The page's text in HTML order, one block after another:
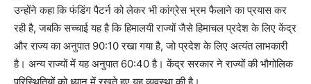
उन्होंने कहा कि फंडिंग पैटर्न को लेकर भी कांग्रेस भ्रम फैलाने का प्रयास कर
रही है, जबकि सच्चाई यह है कि हिमालयी राज्यों जैसे हिमाचल प्रदेश के लिए केंद्र
और राज्य का अनुपात 90:10 रखा गया है, जो प्रदेश के लिए अत्यंत लाभकारी
है। अन्य राज्यों में यह अनुपात 60:40 है। केंद्र सरकार ने राज्यों की भौगोलिक